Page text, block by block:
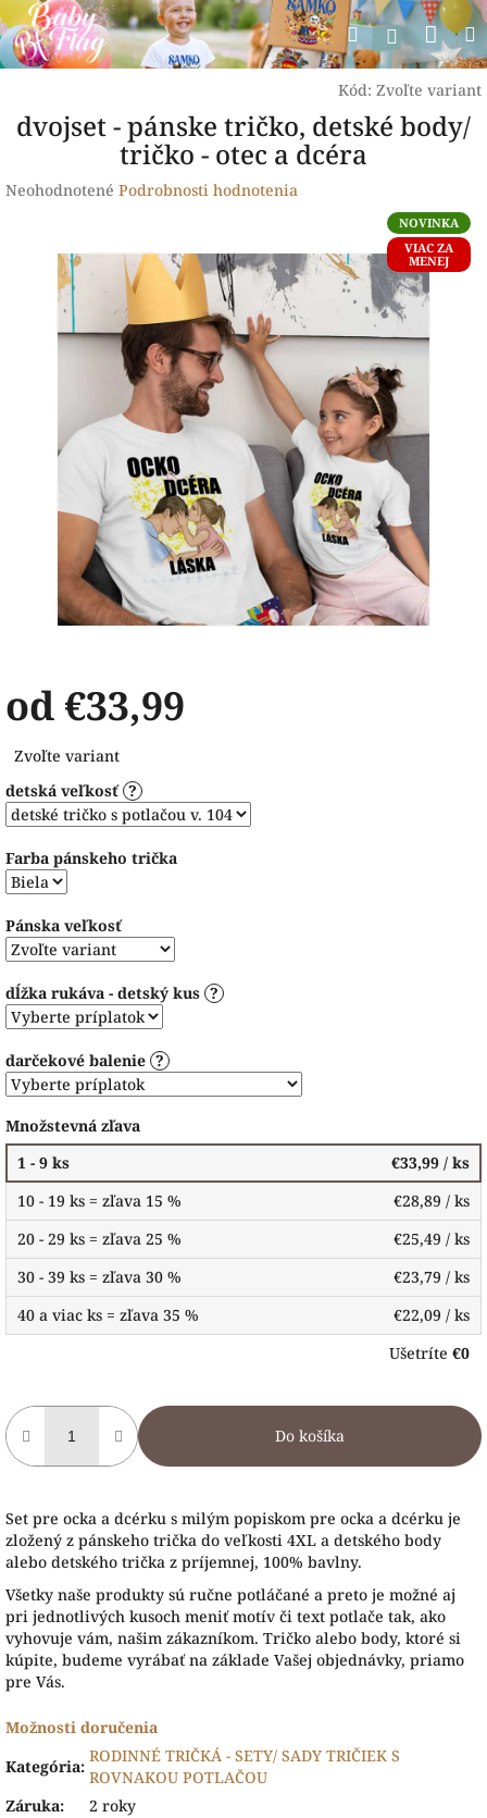
Prejsť
na
obsah
Hľadať
Kód: Zvoľte variant
dvojset - pánske tričko, detské body/
tričko - otec a dcéra
Priemerné
hviezdičiek.
Neohodnotené Podrobnosti hodnotenia
NOVINKA
VIAC ZA
MENEJ
od €33,99
cena:
Zvoľte variant
detská veľkosť ?
Farba pánskeho trička
Pánska veľkosť
dĺžka rukáva - detský kus ?
darčekové balenie ?
Množstevná zľava
1 - 9 ks
€33,99 / ks
10 - 19 ks = zľava 15 %
€28,89 / ks
20 - 29 ks = zľava 25 %
€25,49 / ks
30 - 39 ks = zľava 30 %
€23,79 / ks
40 a viac ks = zľava 35 %
€22,09 / ks
Ušetríte €0
Do košíka
Set pre ocka a dcérku s milým popiskom pre ocka a dcérku je
zložený z pánskeho trička do veľkosti 4XL a detského body
alebo detského trička z príjemnej, 100% bavlny.
Všetky naše produkty sú ručne potláčané a preto je možné aj
pri jednotlivých kusoch meniť motív či text potlače tak, ako
vyhovuje vám, našim zákazníkom. Tričko alebo body, ktoré si
kúpite, budeme vyrábať na základe Vašej objednávky, priamo
pre Vás.
Možnosti doručenia
Kategória:
RODINNÉ TRIČKÁ - SETY/ SADY TRIČIEK S
ROVNAKOU POTLAČOU
Záruka: 2 roky